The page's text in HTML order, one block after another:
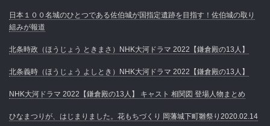
日本１００名城のひとつである佐伯城が国指定遺跡を目指す！佐伯城の取り
組みが報道
北条時政（ほうじょう ときまさ）NHK大河ドラマ 2022【鎌倉殿の13人】
北条義時（ほうじょう よしとき）NHK大河ドラマ 2022【鎌倉殿の13人】
NHK大河ドラマ 2022【鎌倉殿の13人】 キャスト 相関図 登場人物まとめ
ひなまつりが、はじまりました。花もちづくり 岡藩城下町雛祭り2020.02.14